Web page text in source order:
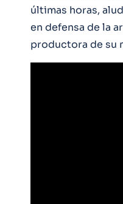
últimas horas,
en defensa de la
productora de su